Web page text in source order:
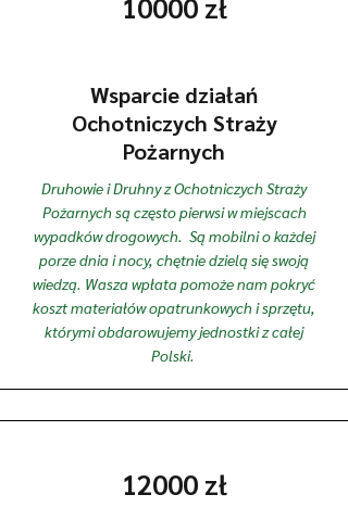
Wsparcie działań
Ochotniczych Straży
Pożarnych
Druhowie i Druhny z Ochotniczych Straży
Pożarnych są często pierwsi w miejscach
wypadków drogowych. Są mobilni o każdej
porze dnia i nocy, chętnie dzielą się swoją
wiedzą. Wasza wpłata pomoże nam pokryć
koszt materiałów opatrunkowych i sprzętu,
którymi obdarowujemy jednostki z całej
Polski.
12000 zł